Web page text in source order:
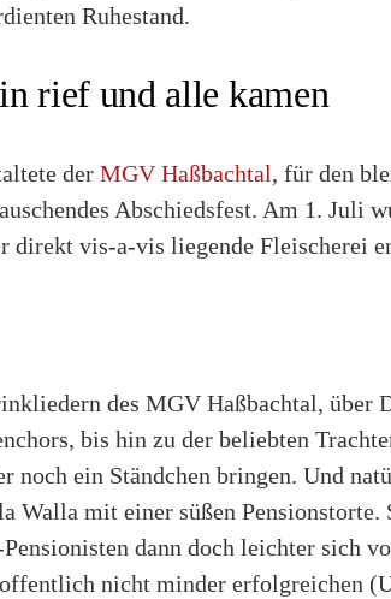
Ruhestand.
rief und alle kamen
der MGV Haßbachtal, für den
Abschiedsfest. Am 1. Juli
direkt vis-a-vis liegende Fleischerei
des MGV Haßbachtal, über
bis hin zu der beliebten
noch ein Ständchen bringen. Und
Walla mit einer süßen Pensionstorte.
dann doch leichter sich
nicht minder erfolgreichen